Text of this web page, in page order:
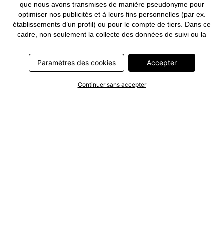
que nous avons transmises de manière pseudonyme pour
optimiser nos publicités et à leurs fins personnelles (par ex.
établissements d’un profil) ou pour le compte de tiers. Dans ce
cadre, non seulement la collecte des données de suivi ou la
le traitement ultérieur de ces données par ce prestataire
nécessitent un consentement. Les données de suivi seront alors
collectées ou vos données pseudonymisées seront alors
transmises seulement si vous avez cliqué préalablement sur le
Paramètres des cookies Accepter
Continuer sans accepter